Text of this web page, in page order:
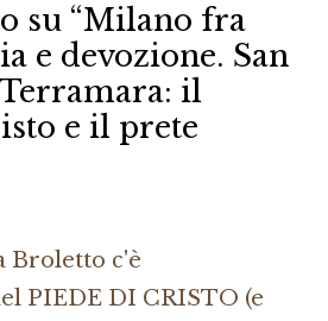
su “Milano fra
e devozione. San
il
e il prete
Broletto c'è
PIEDE DI CRISTO (e